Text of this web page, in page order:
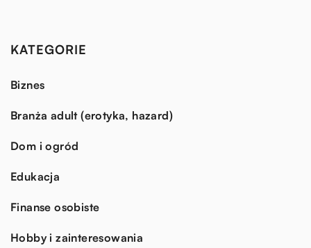
KATEGORIE
Biznes
Branża adult (erotyka, hazard)
Dom i ogród
Edukacja
Finanse osobiste
Hobby i zainteresowania